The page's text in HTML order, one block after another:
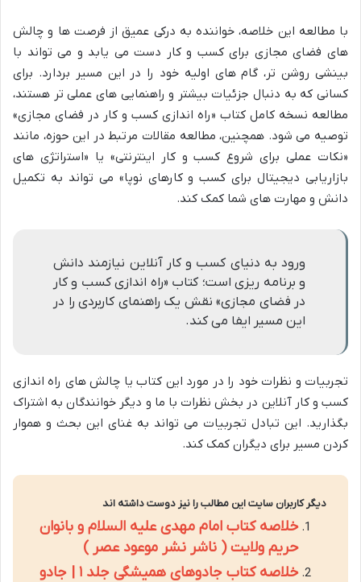
با مطالعه این خلاصه، خواننده به درکی عمیق از فرصت ها و چالش
های فضای مجازی برای کسب و کار دست می یابد و می تواند با
بینشی روشن تر، گام های اولیه خود را در این مسیر بردارد. برای
کسانی که به دنبال جزئیات بیشتر و راهنمایی های عملی تر هستند،
مطالعه نسخه کامل کتاب «راه اندازی کسب و کار در فضای مجازی»
توصیه می شود. همچنین، مطالعه مقالات مرتبط در این حوزه، مانند
«نکات عملی برای شروع کسب و کار اینترنتی» یا «استراتژی های
بازاریابی دیجیتال برای کسب و کارهای نوپا» می تواند به تکمیل
دانش و مهارت های شما کمک کند.
ورود به دنیای کسب و کار آنلاین نیازمند دانش
و برنامه ریزی است؛ کتاب «راه اندازی کسب و کار
در فضای مجازی» نقش یک راهنمای کاربردی را در
این مسیر ایفا می کند.
تجربیات و نظرات خود را در مورد این کتاب یا چالش های راه اندازی
کسب و کار آنلاین در بخش نظرات با ما و دیگر خوانندگان به اشتراک
بگذارید. این تبادل تجربیات می تواند به غنای این بحث و هموار
کردن مسیر برای دیگران کمک کند.
دیگر کاربران سایت این مطالب را نیز دوست داشته اند
خلاصه کتاب امام مهدی علیه السلام و بانوان
حریم ولایت ( ناشر نشر موعود عصر )
خلاصه کتاب جادوهای همیشگی جلد ۱ | جادو